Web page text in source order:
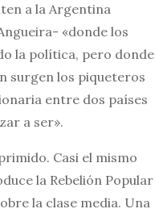
a la Argentina
«donde los
la política, pero donde
surgen los piqueteros
entre dos países
a ser».
Casi el mismo
la Rebelión Popular
la clase media. Una